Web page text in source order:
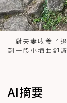
一對夫妻收養了
到一段小插曲卻
AI摘要